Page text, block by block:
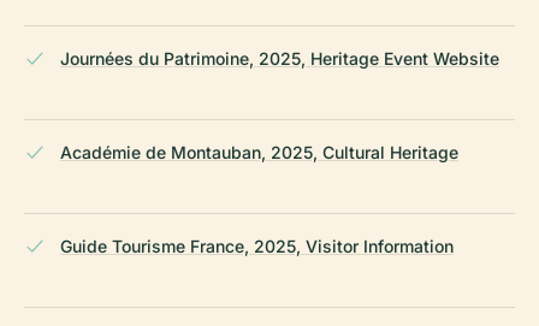
Journées du Patrimoine, 2025, Heritage Event Website
Académie de Montauban, 2025, Cultural Heritage
Guide Tourisme France, 2025, Visitor Information